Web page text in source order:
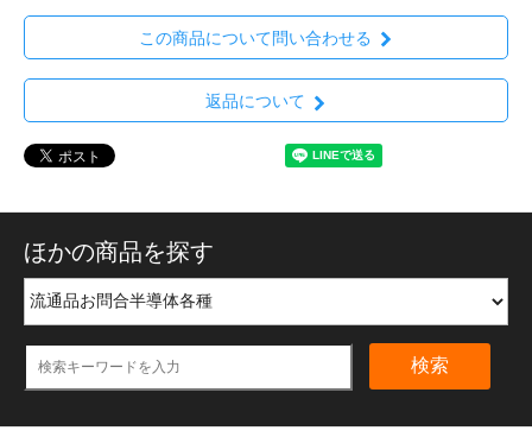
この商品について問い合わせる
返品について
ほかの商品を探す
検索